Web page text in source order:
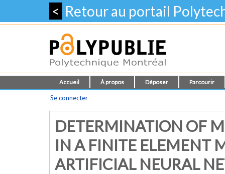
< Retour au portail
Accueil À propos Déposer Parcourir
Se connecter
DETERMINATION OF
IN A FINITE ELEMENT
ARTIFICIAL NEURAL